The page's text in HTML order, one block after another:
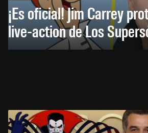
¡Es oficial! Jim Carrey
live-action de Los